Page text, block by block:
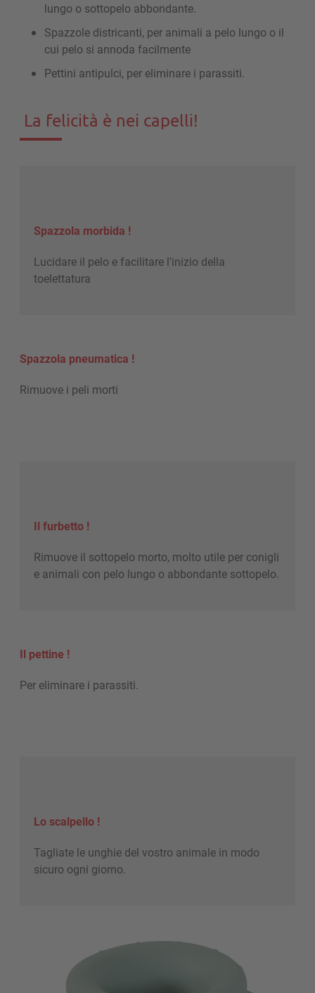
lungo o sottopelo abbondante.
Spazzole districanti, per animali a pelo lungo o il
cui pelo si annoda facilmente
Pettini antipulci, per eliminare i parassiti.
La felicità è nei capelli!
Spazzola morbida !
Lucidare il pelo e facilitare l'inizio della
toelettatura
Spazzola pneumatica !
Rimuove i peli morti
Il furbetto !
Rimuove il sottopelo morto, molto utile per conigli
e animali con pelo lungo o abbondante sottopelo.
Il pettine !
Per eliminare i parassiti.
Lo scalpello !
Tagliate le unghie del vostro animale in modo
sicuro ogni giorno.